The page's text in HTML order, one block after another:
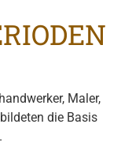
Maler,
die Basis